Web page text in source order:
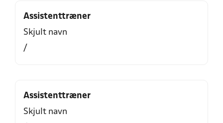
Assistenttræner
Skjult navn
/
Assistenttræner
Skjult navn